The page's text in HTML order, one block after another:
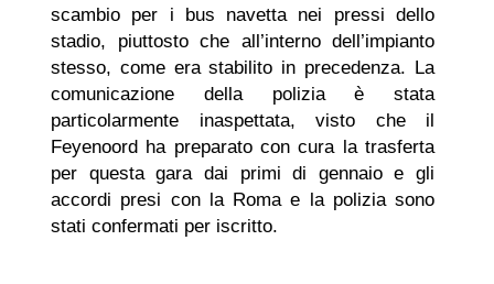
scambio per i bus navetta nei pressi dello
stadio, piuttosto che all’interno dell’impianto
stesso, come era stabilito in precedenza. La
comunicazione della polizia è stata
particolarmente inaspettata, visto che il
Feyenoord ha preparato con cura la trasferta
per questa gara dai primi di gennaio e gli
accordi presi con la Roma e la polizia sono
stati confermati per iscritto.